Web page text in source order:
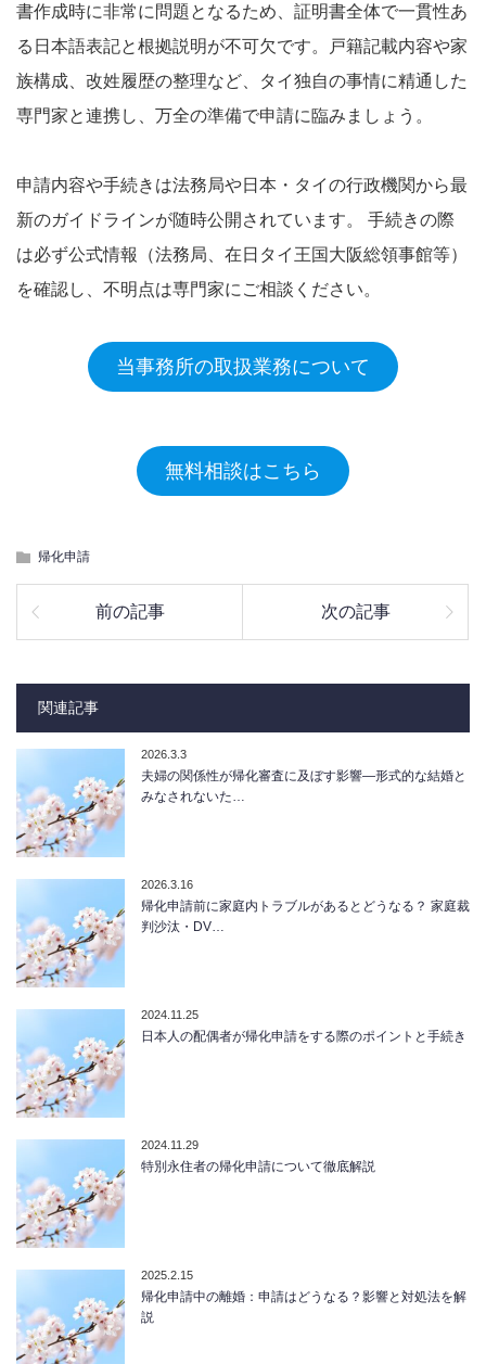
書作成時に非常に問題となるため、証明書全体で一貫性あ
る日本語表記と根拠説明が不可欠です。戸籍記載内容や家
族構成、改姓履歴の整理など、タイ独自の事情に精通した
専門家と連携し、万全の準備で申請に臨みましょう。
申請内容や手続きは法務局や日本・タイの行政機関から最
新のガイドラインが随時公開されています。 手続きの際
は必ず公式情報（法務局、在日タイ王国大阪総領事館等）
を確認し、不明点は専門家にご相談ください。
当事務所の取扱業務について
無料相談はこちら
帰化申請
前の記事 次の記事
関連記事
2026.3.3
夫婦の関係性が帰化審査に及ぼす影響―形式的な結婚と
みなされないた…
2026.3.16
帰化申請前に家庭内トラブルがあるとどうなる？ 家庭裁
判沙汰・DV…
2024.11.25
日本人の配偶者が帰化申請をする際のポイントと手続き
2024.11.29
特別永住者の帰化申請について徹底解説
2025.2.15
帰化申請中の離婚：申請はどうなる？影響と対処法を解
説